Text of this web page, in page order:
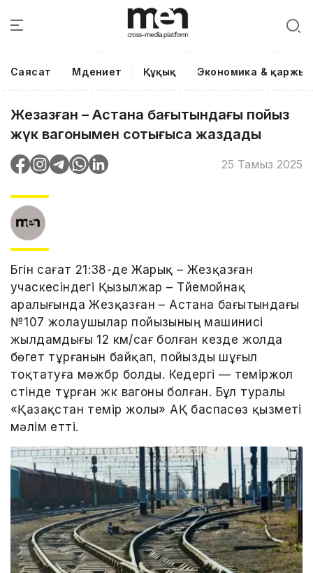
Саясат Мәдениет Құқық Экономика & қаржы
Жезқазған – Астана бағытындағы пойыз
жүк вагонымен соқтығыса жаздады
25 Тамыз 2025
Бүгін сағат 21:38-де Жарық – Жезқазған
учаскесіндегі Қызылжар – Түйемойнақ
аралығында Жезқазған – Астана бағытындағы
№107 жолаушылар пойызының машинисі
жылдамдығы 12 км/сағ болған кезде жолда
бөгет тұрғанын байқап, пойызды шұғыл
тоқтатуға мәжбүр болды. Кедергі — теміржол
үстінде тұрған жүк вагоны болған. Бұл туралы
«Қазақстан темір жолы» АҚ баспасөз қызметі
мәлім етті.